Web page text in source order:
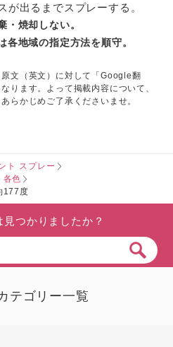
が出るまでスプレーする。
・焼却しない。
各地域の指定方法を順守。
文（英文）に対して「Google翻
ります。よって掲載内容について、
らかじめご了承くださいませ。
ト スプレー
各色
177度
つかりましたか？
テゴリー一覧